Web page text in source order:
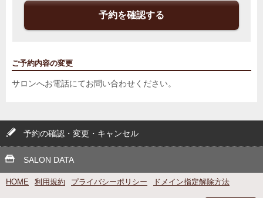
予約を確認する
ご予約内容の変更
サロンへお電話にてお問い合わせください。
予約の確認・変更・キャンセル
SALON DATA
HOME 利用規約 プライバシーポリシー ドメイン指定解除方法